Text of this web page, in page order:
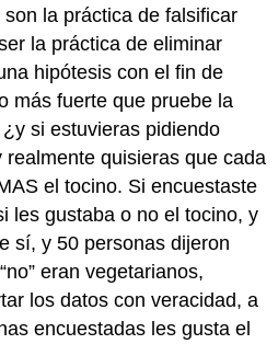
son la práctica de falsificar
la práctica de eliminar
hipótesis con el fin de
más fuerte que pruebe la
si estuvieras pidiendo
quisieras que cada
el tocino. Si encuestaste
les gustaba o no el tocino, y
sí, y 50 personas dijeron
eran vegetarianos,
los datos con veracidad, a
encuestadas les gusta el